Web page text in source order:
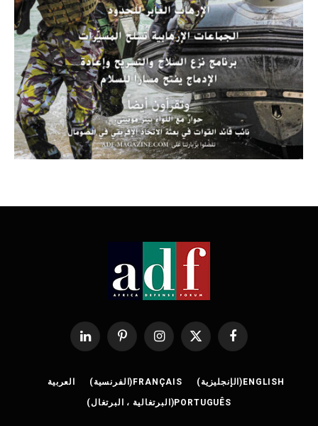
فيسبوك
X
الانستغرامبينتيريستلينكدإن
ENGLISH
(الإنجليزية )
FRANÇAIS
(الفرنسية ) العربية
PORTUGUÊS
( البرتغالية ، البرتغال)